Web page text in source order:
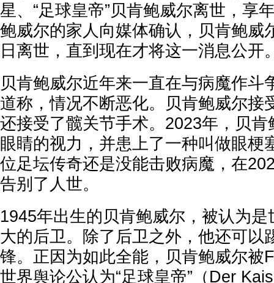
星、“足球皇帝”贝肯鲍威尔离世，享
鲍威尔的家人向媒体确认，贝肯鲍威
日离世，直到现在才将这一消息公开
贝肯鲍威尔近年来一直在与病魔作斗
道称，情况不断恶化。贝肯鲍威尔接
还接受了髋关节手术。2023年，贝
眼睛的视力，并患上了一种叫做眼梗
位足坛传奇还是没能击败病魔，在
告别了人世。
1945年出生的贝肯鲍威尔，被认为
大的后卫。除了后卫之外，他还可以
锋。正因为如此全能，贝肯鲍威尔被
世界舆论公认为“足球皇帝”（Der